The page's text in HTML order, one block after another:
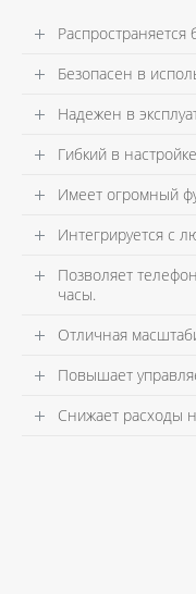
Распространяется
Безопасен в
Надежен в
Гибкий в
Имеет огромный
Интегрируется с
Позволяет
часы.
Отличная
Повышает
Снижает расходы